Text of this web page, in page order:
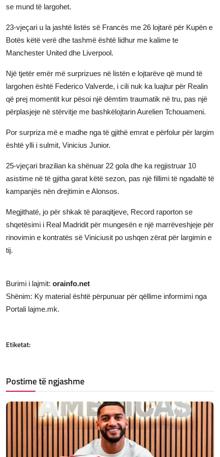
se mund të largohet.
23-vjeçari u la jashtë listës së Francës me 26 lojtarë për Kupën e
Botës këtë verë dhe tashmë është lidhur me kalime te
Manchester United dhe Liverpool.
Një tjetër emër më surprizues në listën e lojtarëve që mund të
largohen është Federico Valverde, i cili nuk ka luajtur për Realin
që prej momentit kur pësoi një dëmtim traumatik në tru, pas një
përplasjeje në stërvitje me bashkëlojtarin Aurelien Tchouameni.
Por surpriza më e madhe nga të gjithë emrat e përfolur për largim
është ylli i sulmit, Vinicius Junior.
25-vjeçari brazilian ka shënuar 22 gola dhe ka regjistruar 10
asistime në të gjitha garat këtë sezon, pas një fillimi të ngadaltë të
kampanjës nën drejtimin e Alonsos.
Megjithatë, jo për shkak të paraqitjeve, Record raporton se
shqetësimi i Real Madridit për mungesën e një marrëveshjeje për
rinovimin e kontratës së Viniciusit po ushqen zërat për largimin e
tij.
Burimi i lajmit: orainfo.net
Shënim: Ky material është përpunuar për qëllime informimi nga
Portali lajme.mk.
Etiketat:
Postime të ngjashme